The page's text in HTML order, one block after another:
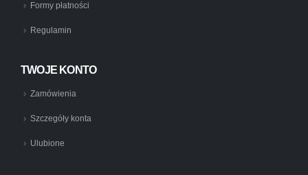
Formy płatności
Regulamin
TWOJE KONTO
Zamówienia
Szczegóły konta
Ulubione